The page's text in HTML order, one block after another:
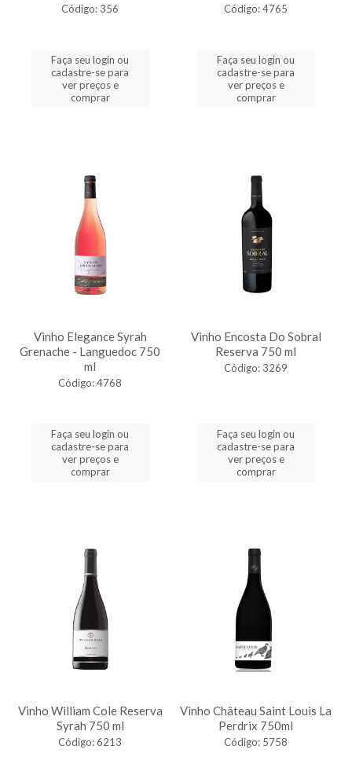
Código: 356
Faça seu login ou
cadastre-se para
ver preços e
comprar
Código: 4765
Faça seu login ou
cadastre-se para
ver preços e
comprar
Vinho Elegance Syrah
Grenache - Languedoc 750
ml
Código: 4768
Faça seu login ou
cadastre-se para
ver preços e
comprar
Vinho Encosta Do Sobral
Reserva 750 ml
Código: 3269
Faça seu login ou
cadastre-se para
ver preços e
comprar
Vinho William Cole Reserva
Syrah 750 ml
Código: 6213
Vinho Château Saint Louis La
Perdrix 750ml
Código: 5758